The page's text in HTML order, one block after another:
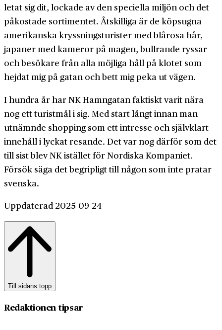
letat sig dit, lockade av den speciella miljön och det
påkostade sortimentet. Åtskilliga är de köpsugna
amerikanska kryssningsturister med blårosa hår,
japaner med kameror på magen, bullrande ryssar
och besökare från alla möjliga håll på klotet som
hejdat mig på gatan och bett mig peka ut vägen.
I hundra år har NK Hamngatan faktiskt varit nära
nog ett turistmål i sig. Med start långt innan man
utnämnde shopping som ett intresse och självklart
innehåll i lyckat resande. Det var nog därför som det
till sist blev NK istället för Nordiska Kompaniet.
Försök säga det begripligt till någon som inte pratar
svenska.
Uppdaterad 2025-09-24
Till sidans topp
Redaktionen tipsar